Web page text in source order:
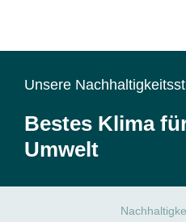
Unsere
Bestes Klima
Umwelt